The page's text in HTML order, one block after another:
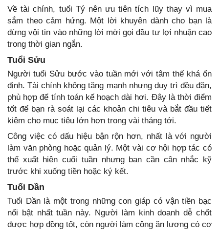
Về tài chính, tuổi Tý nên ưu tiên tích lũy thay vì mua
sắm theo cảm hứng. Một lời khuyên dành cho bạn là
đừng vội tin vào những lời mời gọi đầu tư lợi nhuận cao
trong thời gian ngắn.
Tuổi Sửu
Người tuổi Sửu bước vào tuần mới với tâm thế khá ổn
định. Tài chính không tăng mạnh nhưng duy trì đều đặn,
phù hợp để tính toán kế hoạch dài hơi. Đây là thời điểm
tốt để bạn rà soát lại các khoản chi tiêu và bắt đầu tiết
kiệm cho mục tiêu lớn hơn trong vài tháng tới.
Công việc có dấu hiệu bận rộn hơn, nhất là với người
làm văn phòng hoặc quản lý. Một vài cơ hội hợp tác có
thể xuất hiện cuối tuần nhưng bạn cần cân nhắc kỹ
trước khi xuống tiền hoặc ký kết.
Tuổi Dần
Tuổi Dần là một trong những con giáp có vận tiền bạc
nổi bật nhất tuần này. Người làm kinh doanh dễ chốt
được hợp đồng tốt, còn người làm công ăn lương có cơ